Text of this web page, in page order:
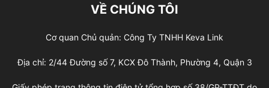
VỀ CHÚNG TÔI
Cơ quan Chủ quản: Công Ty TNHH Keva Link
Địa chỉ: 2/44 Đường số 7, KCX Đô Thành, Phường 4, Quận 3